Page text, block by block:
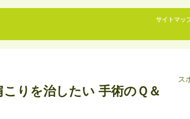
サイトマッ
りを治したい 手術のＱ＆
ス